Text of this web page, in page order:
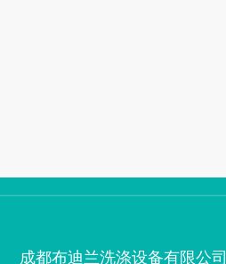
成都布迪兰洗涤设备有限公司